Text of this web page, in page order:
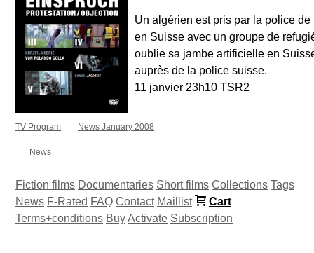
Un algérien est pris par la police
en Suisse avec un groupe de
oublie sa jambe artificielle en
auprès de la police suisse.
11 janvier 23h10 TSR2
TV Program News January 2008
News
Fiction films Documentaries Short films Collections Tags
News F-Rated FAQ Contact Maillist
Cart
Terms+conditions BuyActivate Subscription